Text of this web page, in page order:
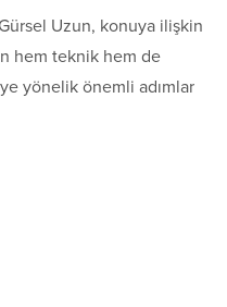
Uzun, konuya ilişkin
hem teknik hem de
yönelik önemli adımlar